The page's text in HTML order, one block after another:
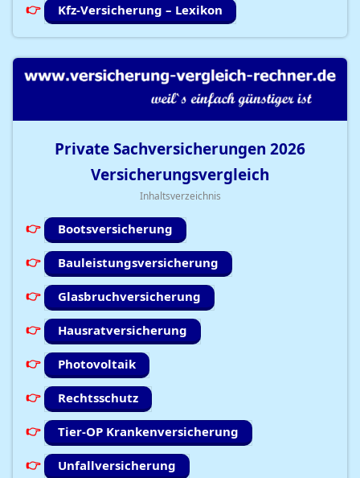
Kfz-Versicherung – Lexikon
Private Sachversicherungen 2026
Versicherungsvergleich
Inhaltsverzeichnis
Bootsversicherung
Bauleistungsversicherung
Glasbruchversicherung
Hausratversicherung
Photovoltaik
Rechtsschutz
Tier-OP Krankenversicherung
Unfallversicherung